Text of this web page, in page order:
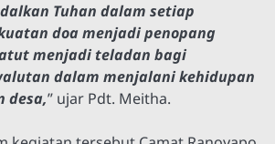
Tuhan dalam setiap
doa menjadi penopang
menjadi teladan bagi
dalam menjalani kehidupan
desa,” ujar Pdt. Meitha.